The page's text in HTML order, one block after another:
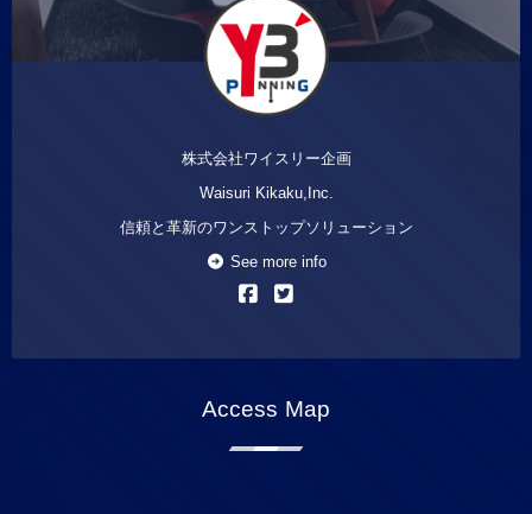
株式会社ワイスリー企画
Waisuri Kikaku,Inc.
信頼と革新のワンストップソリューション
See more info
Access Map